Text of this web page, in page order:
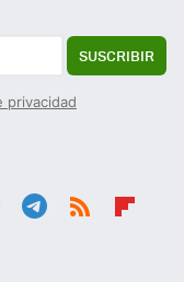
SUSCRIBIR
privacidad